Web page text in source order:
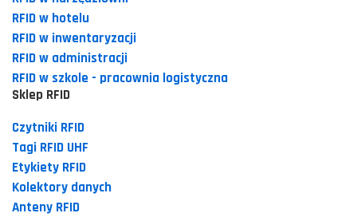
RFID w hotelu
RFID w inwentaryzacji
RFID w administracji
RFID w szkole - pracownia logistyczna
Sklep RFID
Czytniki RFID
Tagi RFID UHF
Etykiety RFID
Kolektory danych
Anteny RFID